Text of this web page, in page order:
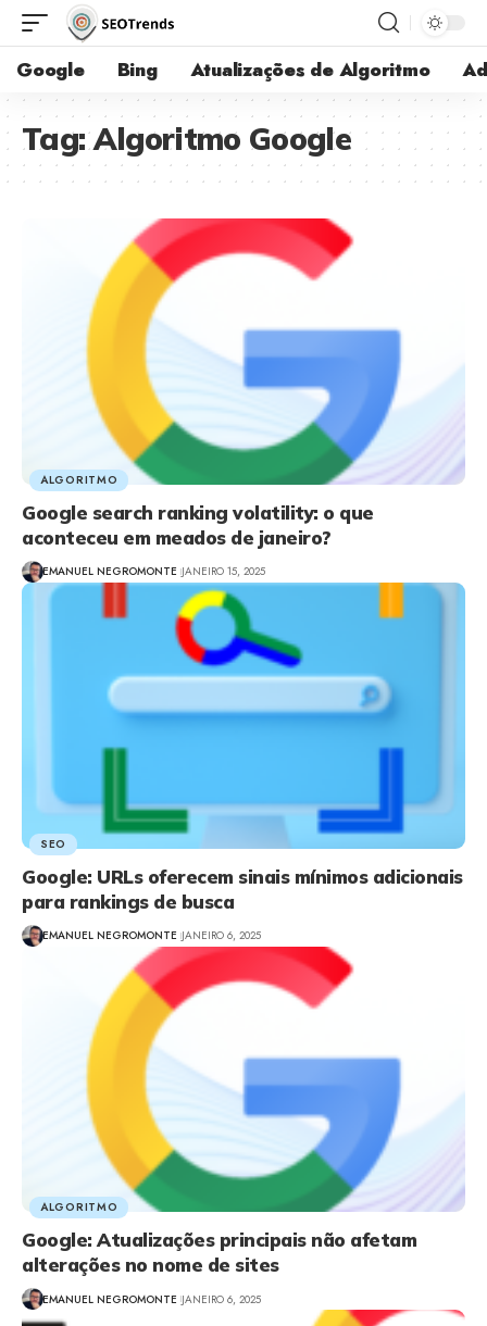
Google Bing Atualizações de Algoritmo
Tag:Algoritmo Google
ALGORITMO
Google search ranking volatility: o que
aconteceu em meados de janeiro?
EMANUEL NEGROMONTE JANEIRO 15, 2025
SEO
Google: URLs oferecem sinais mínimos adicionais
para rankings de busca
EMANUEL NEGROMONTE JANEIRO 6, 2025
ALGORITMO
Google: Atualizações principais não afetam
alterações no nome de sites
EMANUEL NEGROMONTE JANEIRO 6, 2025